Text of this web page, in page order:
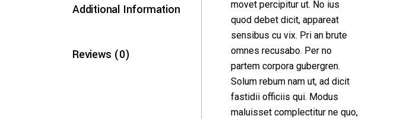
Additional Information
Reviews (0)
movet percipitur ut. No ius
quod debet dicit, appareat
sensibus cu vix. Pri an brute
omnes recusabo. Per no
partem corpora gubergren.
Solum rebum nam ut, ad dicit
fastidii officiis qui. Modus
maluisset complectitur ne quo,